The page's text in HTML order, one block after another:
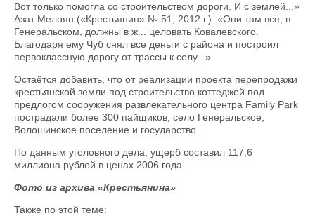
Вот только помогла со строительством дороги. И с землёй...»
Азат Мелоян («Крестьянин» № 51, 2012 г.): «Они там все, в
Генеральском, должны в ж... целовать Ковалевского.
Благодаря ему Чуб снял все деньги с района и построил
первоклас­сную дорогу от трассы к селу...»
Остаётся добавить, что от реа­лизации проекта перепродажи
крестьянской земли под строительство коттеджей под
предлогом сооружения развлекательного центра Family Park
пострадали более 300 пайщиков, село Генеральское,
Волошинское поселение и государство...
По данным уголовного дела, ущерб составил 117,6
миллиона рублей в ценах 2006 года...
Фото из архива «Крестьянина»
Также по этой теме: